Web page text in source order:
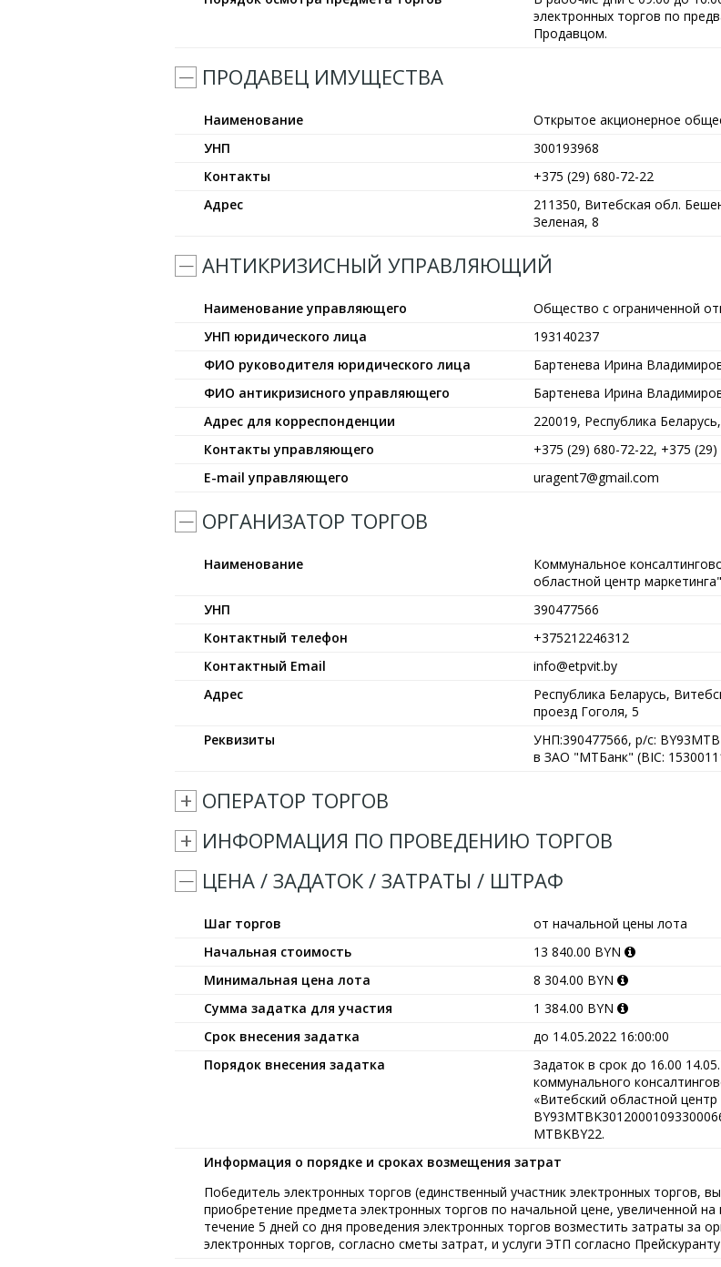
электронных торгов по
Продавцом.
ПРОДАВЕЦ ИМУЩЕСТВА
Наименование
Открытое акционерное
УНП
300193968
Контакты
+375 (29) 680-72-22
Адрес
211350, Витебская обл.
Зеленая, 8
АНТИКРИЗИСНЫЙ УПРАВЛЯЮЩИЙ
Наименование управляющего
Общество с ограниченной
УНП юридического лица
193140237
ФИО руководителя юридического лица
Бартенева Ирина
ФИО антикризисного управляющего
Бартенева Ирина
Адрес для корреспонденции
220019, Республика
Контакты управляющего
+375 (29) 680-72-22, +375
E-mail управляющего
uragent7@gmail.com
ОРГАНИЗАТОР ТОРГОВ
Наименование
Коммунальное
областной центр маркетинга"
УНП
390477566
Контактный телефон
+375212246312
Контактный Email
info@etpvit.by
Адрес
Республика Беларусь,
проезд Гоголя, 5
Реквизиты
УНП:390477566, р/с:
в ЗАО "МТБанк" (BIC:
ОПЕРАТОР ТОРГОВ
ИНФОРМАЦИЯ ПО ПРОВЕДЕНИЮ ТОРГОВ
ЦЕНА / ЗАДАТОК / ЗАТРАТЫ / ШТРАФ
Шаг торгов
от начальной цены лота
Начальная стоимость
13 840.00 BYN
Минимальная цена лота
8 304.00 BYN
Сумма задатка для участия
1 384.00 BYN
Срок внесения задатка
до 14.05.2022 16:00:00
Порядок внесения задатка
Задаток в срок до 16.00
коммунального
«Витебский областной
MTBKBY22.
Информация о порядке и сроках возмещения затрат
Победитель электронных торгов (единственный участник электронных торгов,
приобретение предмета электронных торгов по начальной цене, увеличенной
течение 5 дней со дня проведения электронных торгов возместить затраты за
электронных торгов, согласно сметы затрат, и услуги ЭТП согласно